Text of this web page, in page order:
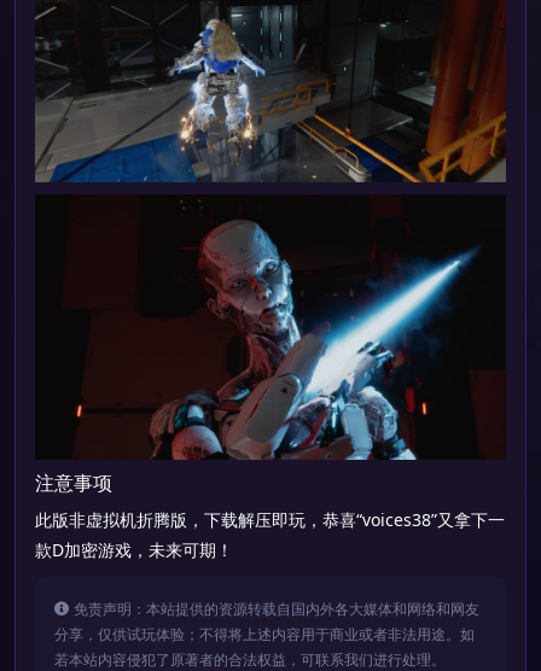
注意事项
此版非虚拟机折腾版，下载解压即玩，恭喜“voices38”又拿下一
款D加密游戏，未来可期！
免责声明：本站提供的资源转载自国内外各大媒体和网络和网友
分享，仅供试玩体验；不得将上述内容用于商业或者非法用途。如
若本站内容侵犯了原著者的合法权益，可联系我们进行处理。